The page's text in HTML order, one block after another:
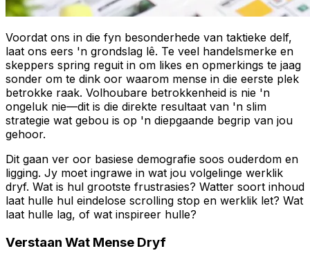
Voordat ons in die fyn besonderhede van taktieke delf,
laat ons eers 'n grondslag lê. Te veel handelsmerke en
skeppers spring reguit in om likes en opmerkings te jaag
sonder om te dink oor waarom mense in die eerste plek
betrokke raak. Volhoubare betrokkenheid is nie 'n
ongeluk nie—dit is die direkte resultaat van 'n slim
strategie wat gebou is op 'n diepgaande begrip van jou
gehoor.
Dit gaan ver oor basiese demografie soos ouderdom en
ligging. Jy moet ingrawe in wat jou volgelinge werklik
dryf. Wat is hul grootste frustrasies? Watter soort inhoud
laat hulle hul eindelose scrolling stop en werklik let? Wat
laat hulle lag, of wat inspireer hulle?
Verstaan Wat Mense Dryf